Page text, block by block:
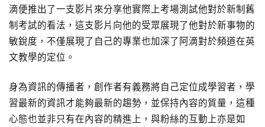
滴便推出了一支影片來分享他實際上考場測試他對於新制舊
制考試的看法，這支影片向他的受眾展現了他對於新事物的
敏銳度，不僅展現了自己的專業也加深了阿滴對於頻道在英
文教學的定位。
身為資訊的傳播者，創作者有義務將自己定位成學習者，學
習最新的資訊才能夠最新的趨勢，並保持內容的質量，這種
心態也並非只有在內容的精進上，與粉絲的互動上亦是如